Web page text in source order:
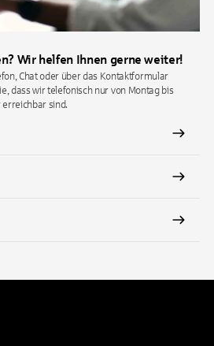
Wir helfen Ihnen gerne weiter!
Chat oder über das Kontaktformular
dass wir telefonisch nur von Montag bis
erreichbar sind.